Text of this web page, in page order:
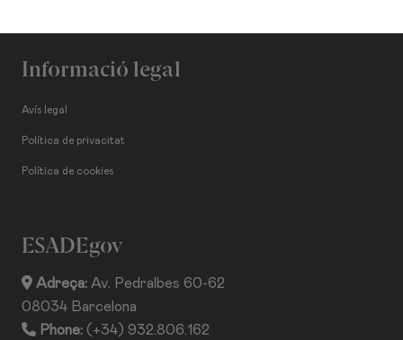
Informació legal
Avís legal
Política de privacitat
Política de cookies
ESADEgov
Adreça: Av. Pedralbes 60-62
08034 Barcelona
Phone: (+34) 932.806.162